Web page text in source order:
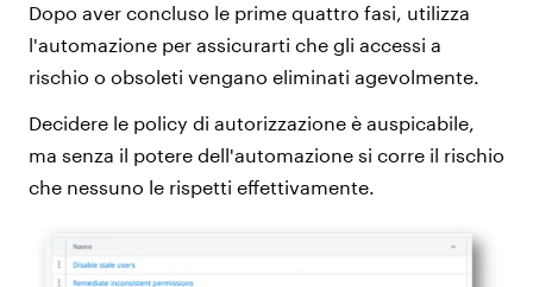
Dopo aver concluso le prime quattro fasi, utilizza
l'automazione per assicurarti che gli accessi a
rischio o obsoleti vengano eliminati agevolmente.
Decidere le policy di autorizzazione è auspicabile,
ma senza il potere dell'automazione si corre il rischio
che nessuno le rispetti effettivamente.